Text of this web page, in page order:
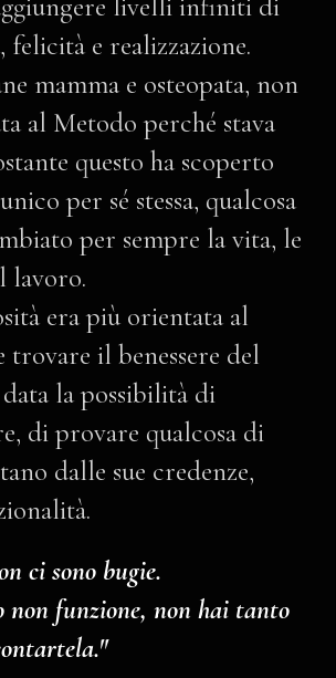
livelli infiniti di
felicità e realizzazione.
mamma e osteopata, non
al Metodo perché stava
questo ha scoperto
per sé stessa, qualcosa
per sempre la vita, le
lavoro.
era più orientata al
trovare il benessere del
la possibilità di
di provare qualcosa di
dalle sue credenze,
ci sono bugie.
non funzione, non hai tanto